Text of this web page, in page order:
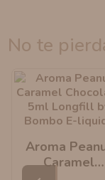
no te
Aroma
Caramel